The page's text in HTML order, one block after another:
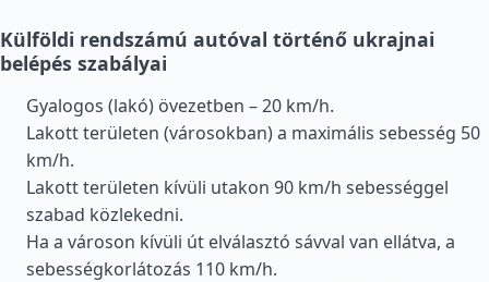
Külföldi rendszámú autóval történő ukrajnai
belépés szabályai
Gyalogos (lakó) övezetben – 20 km/h.
Lakott területen (városokban) a maximális sebesség 50
km/h.
Lakott területen kívüli utakon 90 km/h sebességgel
szabad közlekedni.
Ha a városon kívüli út elválasztó sávval van ellátva, a
sebességkorlátozás 110 km/h.